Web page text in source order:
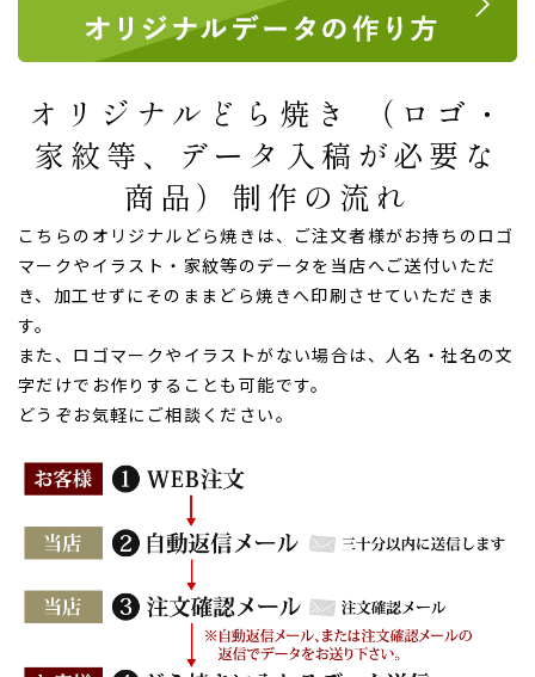
オリジナルどら焼き （ロゴ・
家紋等、データ入稿が必要な
商品）制作の流れ
こちらのオリジナルどら焼きは、ご注文者様がお持ちのロゴ
マークやイラスト・家紋等のデータを当店へご送付いただ
き、加工せずにそのままどら焼きへ印刷させていただきま
す。
また、ロゴマークやイラストがない場合は、人名・社名の文
字だけでお作りすることも可能です。
どうぞお気軽にご相談ください。